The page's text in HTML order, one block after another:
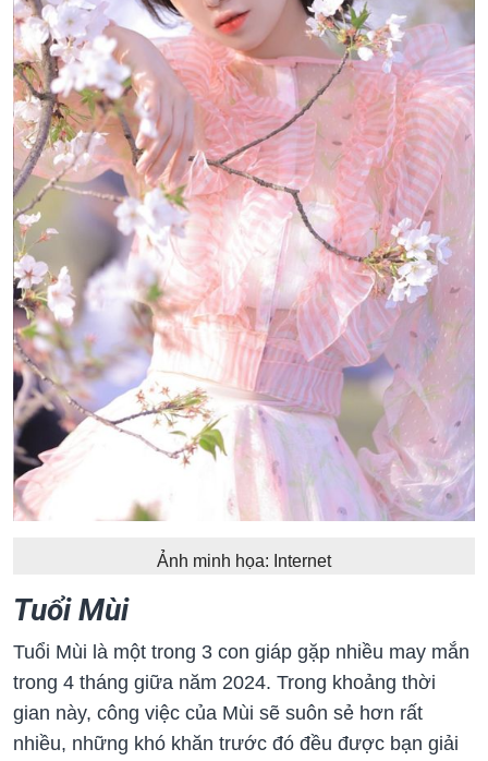
Ảnh minh họa: Internet
Tuổi Mùi
Tuổi Mùi là một trong 3 con giáp gặp nhiều may mắn
trong 4 tháng giữa năm 2024. Trong khoảng thời
gian này, công việc của Mùi sẽ suôn sẻ hơn rất
nhiều, những khó khăn trước đó đều được bạn giải